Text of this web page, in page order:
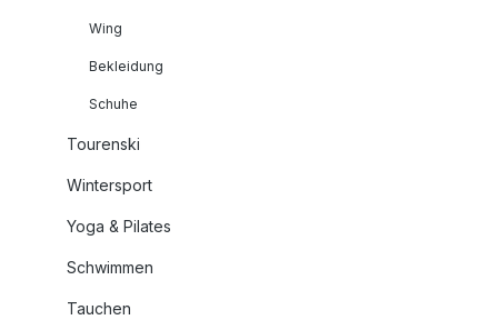
Wing
Bekleidung
Schuhe
Tourenski
Wintersport
Yoga & Pilates
Schwimmen
Tauchen